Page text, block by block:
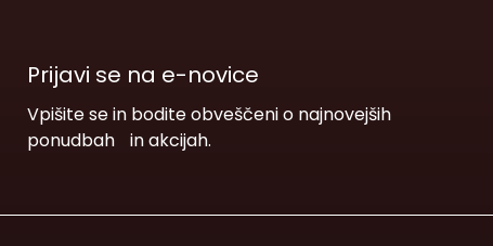
Prijavi se na e-novice
Vpišite se in bodite obveščeni o najnovejših
ponudbah in akcijah.